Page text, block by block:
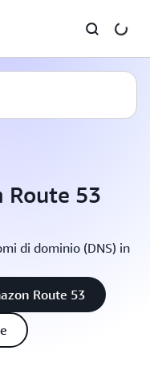
Route 53
di dominio (DNS) in
Route 53